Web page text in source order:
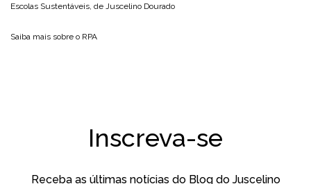
Escolas Sustentáveis, de Juscelino Dourado
Saiba mais sobre o RPA
Inscreva-se
Receba as últimas notícias do Blog do Juscelino